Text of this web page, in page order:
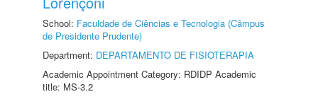
School: Faculdade de Ciências e Tecnologia (Câmpus
de Presidente Prudente)
Department: DEPARTAMENTO DE FISIOTERAPIA
Academic Appointment Category: RDIDP Academic
title: MS-3.2